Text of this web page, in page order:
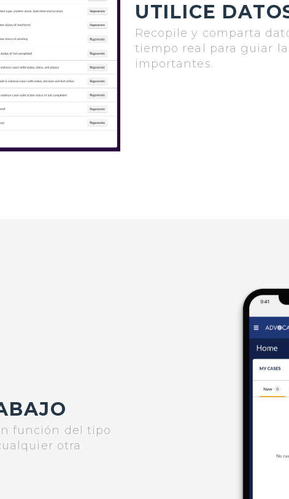
UTILICE
Recopile y comparta
tiempo real para guiar
importantes.
función del tipo
otra